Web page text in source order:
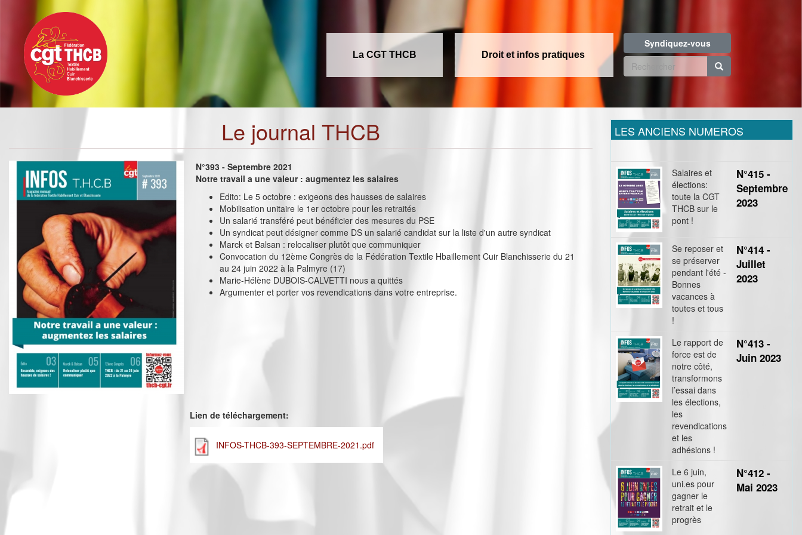
contenu
principal
La CGT THCB Droit et infos pratiques
Syndiquez-vous
Formulaire
recherche
Le journal THCB
N°393 - Septembre 2021
Notre travail a une valeur : augmentez les salaires
Edito: Le 5 octobre : exigeons des hausses de salaires
Mobilisation unitaire le 1er octobre pour les retraités
Un salarié transféré peut bénéficier des mesures du PSE
Un syndicat peut désigner comme DS un salarié candidat sur la liste d'un autre syndicat
Marck et Balsan : relocaliser plutôt que communiquer
Convocation du 12ème Congrès de la Fédération Textile Hbaillement Cuir Blanchisserie du 21
au 24 juin 2022 à la Palmyre (17)
Marie-Hélène DUBOIS-CALVETTI nous a quittés
Argumenter et porter vos revendications dans votre entreprise.
Lien de téléchargement:
INFOS-THCB-393-SEPTEMBRE-2021.pdf
LES ANCIENS NUMEROS
Salaires et
élections:
toute la CGT
THCB sur le
pont !
N°415 -
Septembre
2023
Se reposer et
se préserver
pendant l'été -
Bonnes
vacances à
toutes et tous
!
N°414 -
Juillet
2023
Le rapport de
force est de
notre côté,
transformons
l’essai dans
les élections,
les
revendications
et les
adhésions !
N°413 -
Juin 2023
Le 6 juin,
uni.es pour
gagner le
retrait et le
progrès
N°412 -
Mai 2023